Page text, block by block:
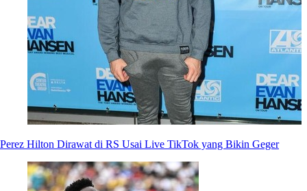
Perez Hilton Dirawat di RS Usai Live TikTok yang Bikin Geger